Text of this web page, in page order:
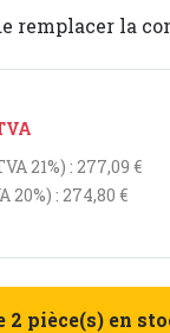
remplacer la
21%) : 277,09 €
20%) : 274,80 €
2 pièce(s) en